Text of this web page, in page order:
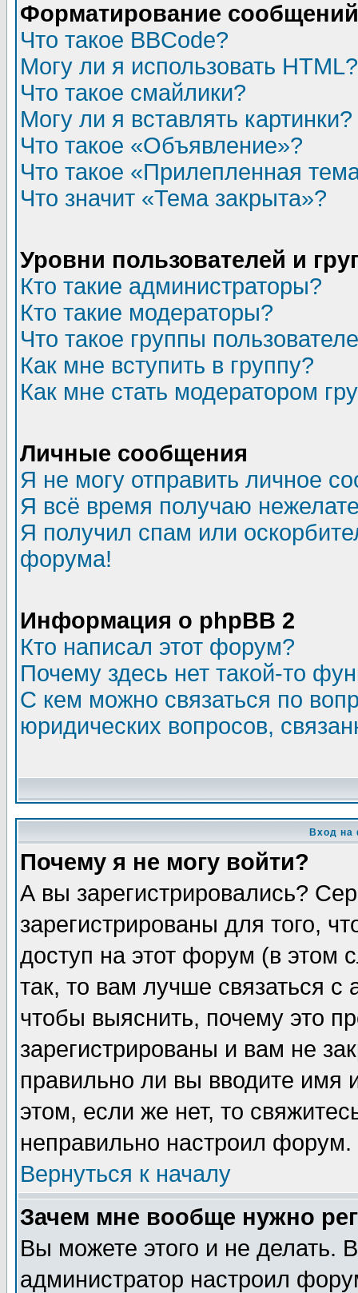
Форматирование
Что такое BBCode?
Могу ли я использовать HTML?
Что такое смайлики?
Могу ли я вставлять картинки?
Что такое «Объявление»?
Что такое «Прилепленная
Что значит «Тема закрыта»?
Уровни пользователей и
Кто такие администраторы?
Кто такие модераторы?
Что такое группы
Как мне вступить в группу?
Как мне стать модератором
Личные сообщения
Я не могу отправить личное
Я всё время получаю
Я получил спам или
форума!
Информация о phpBB 2
Кто написал этот форум?
Почему здесь нет такой-то
С кем можно связаться по
юридических вопросов,
Вход на
Почему я не могу войти?
А вы зарегистрировались?
зарегистрированы для того,
доступ на этот форум (в этом
так, то вам лучше связаться
чтобы выяснить, почему это
зарегистрированы и вам не
правильно ли вы вводите
этом, если же нет, то
неправильно настроил форум.
Вернуться к началу
Зачем мне вообще нужно
Вы можете этого и не делать.
администратор настроил